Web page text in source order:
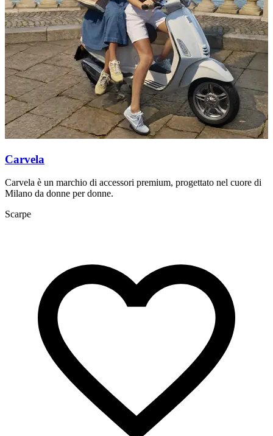
Carvela
Carvela è un marchio di accessori premium, progettato nel cuore di
Milano da donne per donne.
Scarpe